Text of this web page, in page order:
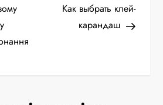
запис
Как выбрать клей-
карандаш